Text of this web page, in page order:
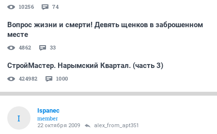
22 октября 2009
По поводу вынести за собой мусор в бачек, это схема
работает если ты молодой энергичный, а если живут
в квартире девушка с маленьким ребенком или
пожилая пара а того хуже инвалиды, да разные
случаи бывают, и просто не удобно тащиться с
мусором на улицу, так пакеты стоять будут в
подъезде, что называется до случая как будет у
человека возможность вынести.